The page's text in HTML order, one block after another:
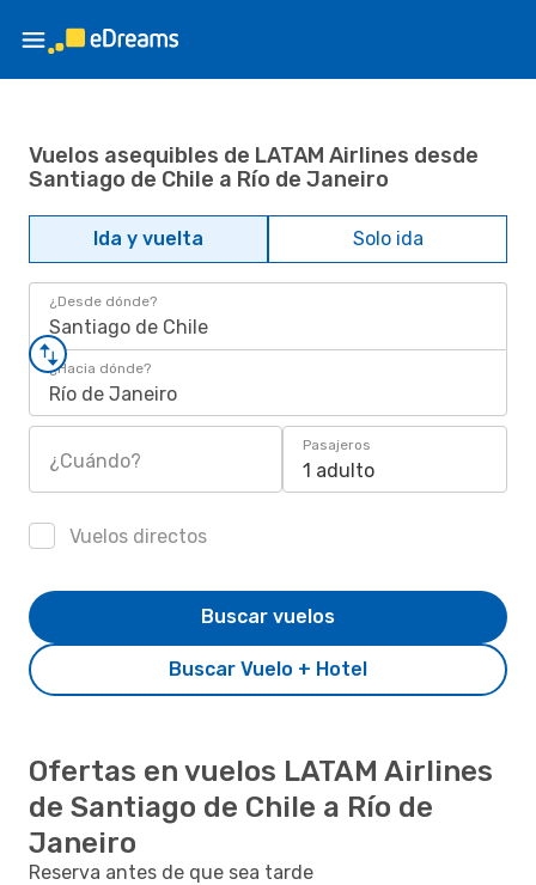
Vuelos asequibles de LATAM Airlines desde
Santiago de Chile a Río de Janeiro
Ida y vuelta Solo ida
¿Desde dónde?
Santiago de Chile
¿Hacia dónde?
Río de Janeiro
¿Cuándo?
Pasajeros
1 adulto
Vuelos directos
Buscar Vuelo + Hotel
Buscar vuelos
Ofertas en vuelos LATAM Airlines
de Santiago de Chile a Río de
Janeiro
Reserva antes de que sea tarde